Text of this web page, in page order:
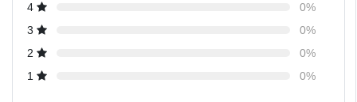
4
0%
3
0%
2
0%
1
0%